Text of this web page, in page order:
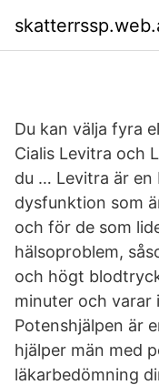
Du kan välja fyra
Cialis Levitra och
du … Levitra är en
dysfunktion som
och för de som
hälsoproblem,
och högt
minuter och varar
Potenshjälpen är
hjälper män med
läkarbedömning